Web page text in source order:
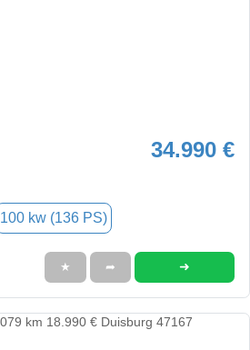
34.990 €
100 kw (136 PS)
★ ➦ ➜